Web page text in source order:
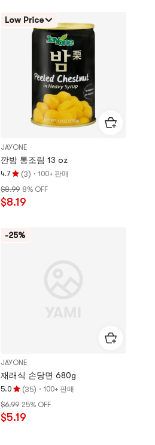
Low Price
JAYONE
깐밤 통조림 13 oz
4.7
평
점
4.7
별,
(3) · 100+ 판매
$8.99 8% OFF
$8.19
-25%
JAYONE
재래식 손당면 680g
5.0
평
점
5.0
(35) · 100+ 판매
$6.99 25% OFF
$5.19